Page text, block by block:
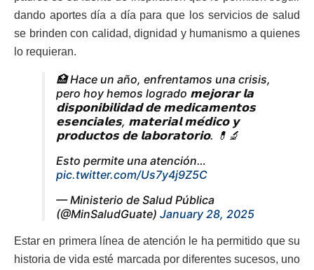
dando aportes día a día para que los servicios de salud
se brinden con calidad, dignidad y humanismo a quienes
lo requieran.
🏥 Hace un año, enfrentamos una crisis,
pero hoy hemos logrado 𝗺𝗲𝗷𝗼𝗿𝗮𝗿 𝗹𝗮
𝗱𝗶𝘀𝗽𝗼𝗻𝗶𝗯𝗶𝗹𝗶𝗱𝗮𝗱 𝗱𝗲 𝗺𝗲𝗱𝗶𝗰𝗮𝗺𝗲𝗻𝘁𝗼𝘀
𝗲𝘀𝗲𝗻𝗰𝗶𝗮𝗹𝗲𝘀, 𝗺𝗮𝘁𝗲𝗿𝗶𝗮𝗹 𝗺𝗲́𝗱𝗶𝗰𝗼 𝘆
𝗽𝗿𝗼𝗱𝘂𝗰𝘁𝗼𝘀 𝗱𝗲 𝗹𝗮𝗯𝗼𝗿𝗮𝘁𝗼𝗿𝗶𝗼. 💊🔬
Esto permite una atención…
pic.twitter.com/Us7y4j9Z5C
— Ministerio de Salud Pública
(@MinSaludGuate) January 28, 2025
Estar en primera línea de atención le ha permitido que su
historia de vida esté marcada por diferentes sucesos, uno